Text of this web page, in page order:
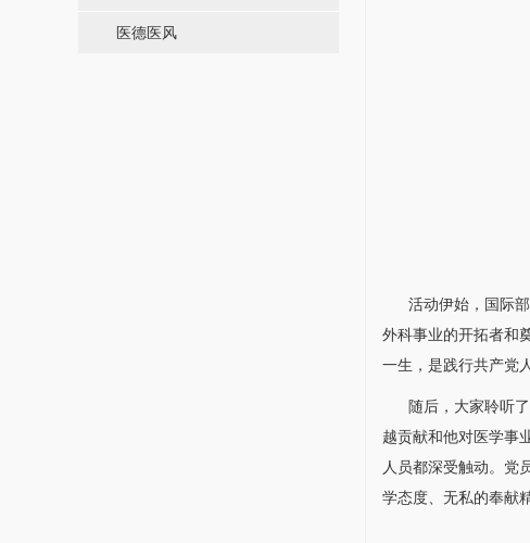
医德医风
活动伊始，国际部
外科事业的开拓者和
一生，是践行共产党
随后，大家聆听了
越贡献和他对医学事
人员都深受触动。党
学态度、无私的奉献